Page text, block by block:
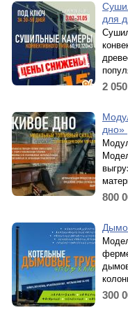
для
2
дно»
800
300